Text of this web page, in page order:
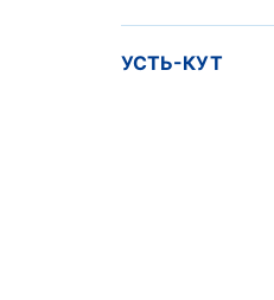
УСТЬ-КУТ